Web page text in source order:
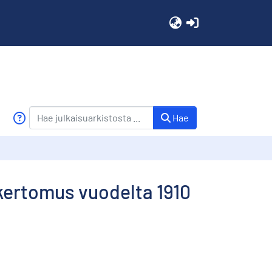
Hae
vuodelta 1910